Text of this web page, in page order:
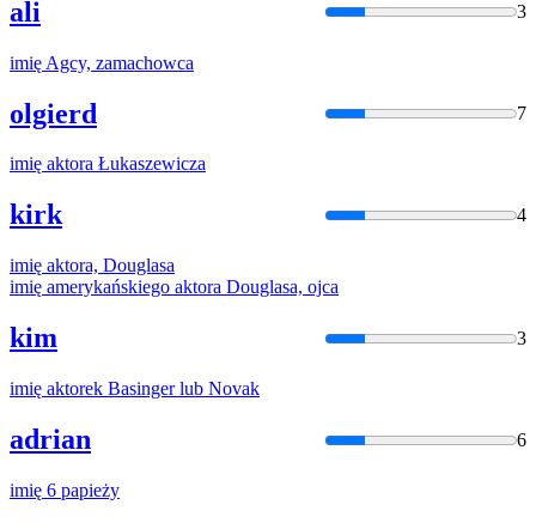
ali 3
imię Agcy, zamachowca
olgierd 7
imię aktora Łukaszewicza
kirk 4
imię aktora, Douglasa
imię amerykańskiego aktora Douglasa, ojca
kim 3
imię aktorek Basinger lub Novak
adrian 6
imię 6 papieży